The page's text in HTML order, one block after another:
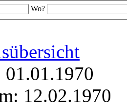
Wo?
12.02.1970